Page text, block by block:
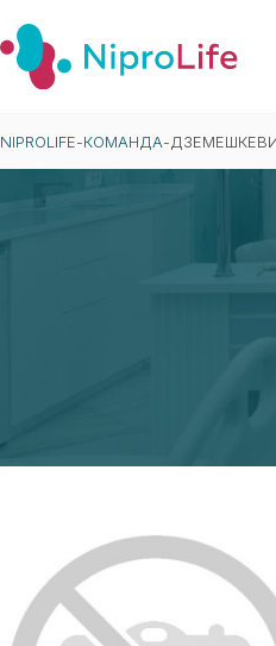
NIPROLIFE-КОМАНДА-